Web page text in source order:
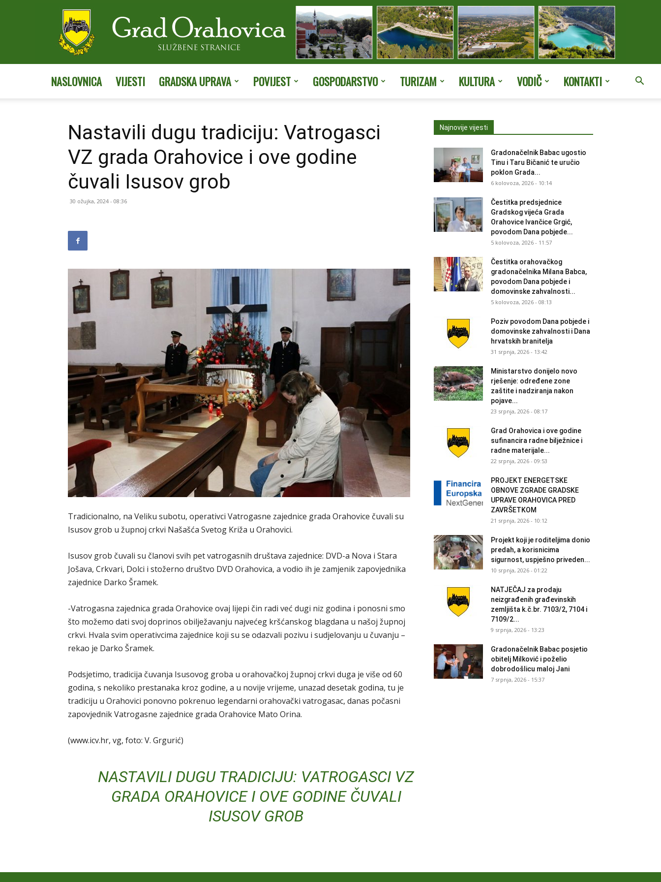
stranice
Orahovice
NASLOVNICA VIJESTI GRADSKA UPRAVA POVIJEST GOSPODARSTVO TURIZAM KULTURA VODIČ KONTAKTI
Nastavili dugu tradiciju: Vatrogasci
VZ grada Orahovice i ove godine
čuvali Isusov grob
30 ožujka, 2024 - 08:36
Tradicionalno, na Veliku subotu, operativci Vatrogasne zajednice grada Orahovice čuvali su
Isusov grob u župnoj crkvi Našašća Svetog Križa u Orahovici.
Isusov grob čuvali su članovi svih pet vatrogasnih društava zajednice: DVD-a Nova i Stara
Jošava, Crkvari, Dolci i stožerno društvo DVD Orahovica, a vodio ih je zamjenik zapovjednika
zajednice Darko Šramek.
-Vatrogasna zajednica grada Orahovice ovaj lijepi čin radi već dugi niz godina i ponosni smo
što možemo dati svoj doprinos obilježavanju najvećeg kršćanskog blagdana u našoj župnoj
crkvi. Hvala svim operativcima zajednice koji su se odazvali pozivu i sudjelovanju u čuvanju –
rekao je Darko Šramek.
Podsjetimo, tradicija čuvanja Isusovog groba u orahovačkoj župnoj crkvi duga je više od 60
godina, s nekoliko prestanaka kroz godine, a u novije vrijeme, unazad desetak godina, tu je
tradiciju u Orahovici ponovno pokrenuo legendarni orahovački vatrogasac, danas počasni
zapovjednik Vatrogasne zajednice grada Orahovice Mato Orina.
(www.icv.hr, vg, foto: V. Grgurić)
NASTAVILI DUGU TRADICIJU: VATROGASCI VZ
GRADA ORAHOVICE I OVE GODINE ČUVALI
ISUSOV GROB
Najnovije vijesti
Gradonačelnik Babac ugostio
Tinu i Taru Bičanić te uručio
poklon Grada...
6 kolovoza, 2026 - 10:14
Čestitka predsjednice
Gradskog vijeća Grada
Orahovice Ivančice Grgić,
povodom Dana pobjede...
5 kolovoza, 2026 - 11:57
Čestitka orahovačkog
gradonačelnika Milana Babca,
povodom Dana pobjede i
domovinske zahvalnosti...
5 kolovoza, 2026 - 08:13
Poziv povodom Dana pobjede i
domovinske zahvalnosti i Dana
hrvatskih branitelja
31 srpnja, 2026 - 13:42
Ministarstvo donijelo novo
rješenje: određene zone
zaštite i nadziranja nakon
pojave...
23 srpnja, 2026 - 08:17
Grad Orahovica i ove godine
sufinancira radne bilježnice i
radne materijale...
22 srpnja, 2026 - 09:53
PROJEKT ENERGETSKE
OBNOVE ZGRADE GRADSKE
UPRAVE ORAHOVICA PRED
ZAVRŠETKOM
21 srpnja, 2026 - 10:12
Projekt koji je roditeljima donio
predah, a korisnicima
sigurnost, uspješno priveden...
10 srpnja, 2026 - 01:22
NATJEČAJ za prodaju
neizgrađenih građevinskih
zemljišta k.č.br. 7103/2, 7104 i
7109/2...
9 srpnja, 2026 - 13:23
Gradonačelnik Babac posjetio
obitelj Milković i poželio
dobrodošlicu maloj Jani
7 srpnja, 2026 - 15:37